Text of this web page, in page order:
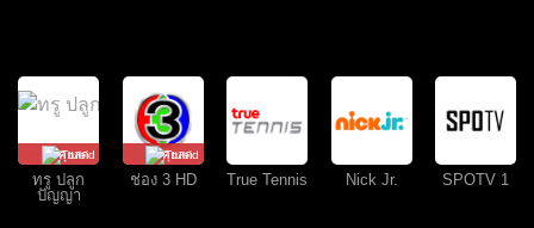
คุยสด
ทรู ปลูก
ปัญญา
คุยสด
ช่อง 3 HD True Tennis Nick Jr. SPOTV 1